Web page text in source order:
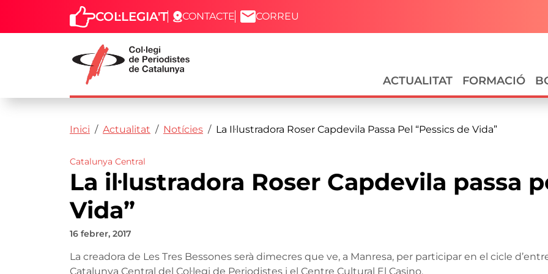
Vés al contingut
Capçalera
COL·LEGIA'T CONTACTE CORREU
Navegació principal
ACTUALITAT FORMACIÓ
Fil d'ariadna
Inici Actualitat Notícies La Il·lustradora Roser Capdevila Passa Pel “Pessics de Vida”
Catalunya Central
La il·lustradora Roser Capdevila passa
Vida”
16 febrer, 2017
La creadora de Les Tres Bessones serà dimecres que ve, a Manresa, per participar en el cicle
Catalunya Central del Col·legi de Periodistes i el Centre Cultural El Casino.